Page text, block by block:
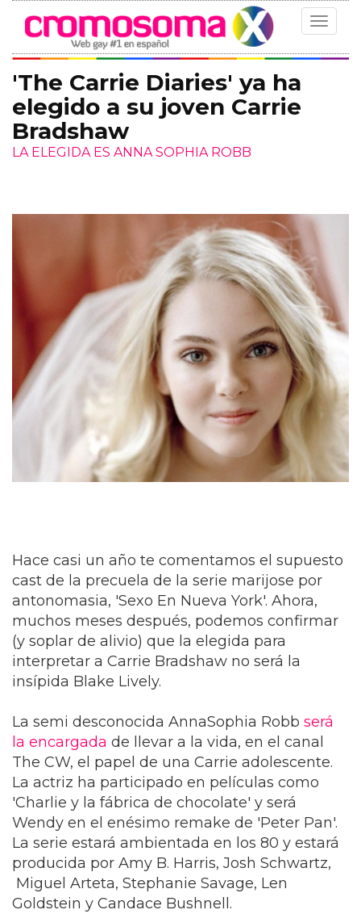
Toggle
'The Carrie Diaries' ya ha
elegido a su joven Carrie
Bradshaw
LA ELEGIDA ES ANNA SOPHIA ROBB
Hace casi un año te comentamos el supuesto
cast de la precuela de la serie marijose por
antonomasia, 'Sexo En Nueva York'. Ahora,
muchos meses después, podemos confirmar
(y soplar de alivio) que la elegida para
interpretar a Carrie Bradshaw no será la
insípida Blake Lively.
La semi desconocida AnnaSophia Robb será
la encargada de llevar a la vida, en el canal
The CW, el papel de una Carrie adolescente.
La actriz ha participado en películas como
'Charlie y la fábrica de chocolate' y será
Wendy en el enésimo remake de 'Peter Pan'.
La serie estará ambientada en los 80 y estará
producida por Amy B. Harris, Josh Schwartz,
Miguel Arteta, Stephanie Savage, Len
Goldstein y Candace Bushnell.